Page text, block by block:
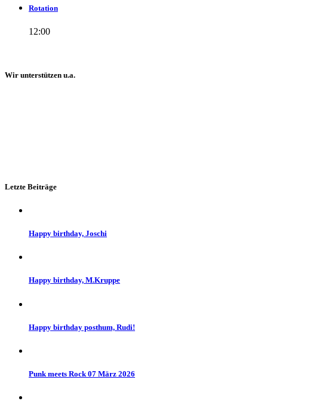
Rotation
12:00
Wir unterstützen u.a.
Letzte Beiträge
Happy birthday, Joschi
Happy birthday, M.Kruppe
Happy birthday posthum, Rudi!
Punk meets Rock 07 März 2026